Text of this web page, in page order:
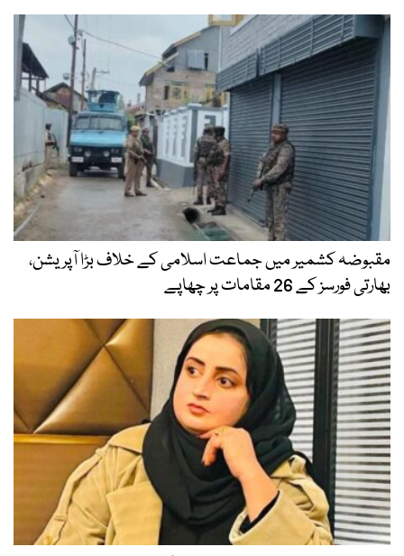
مقبوضہ کشمیر میں جماعت اسلامی کے خلاف بڑا آپریشن،
بھارتی فورسز کے 26 مقامات پر چھاپے